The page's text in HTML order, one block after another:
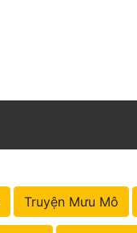
Truyện Mưu Mô